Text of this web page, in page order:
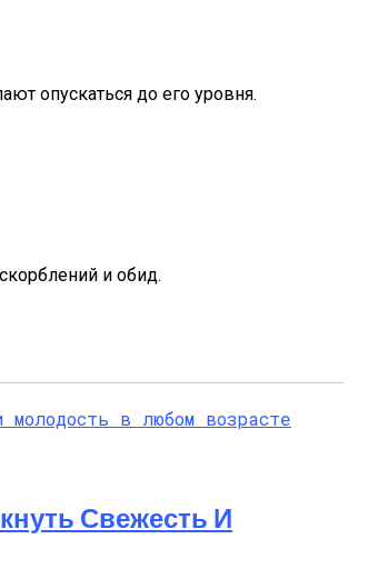
опускаться до его уровня.
и обид.
Свежесть И